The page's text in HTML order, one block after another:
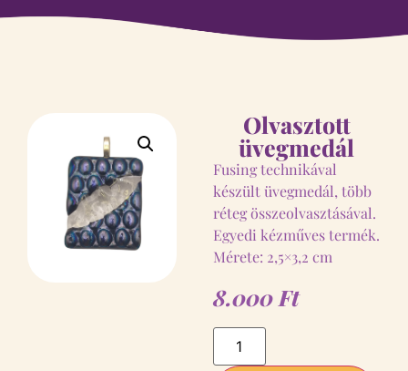
Olvasztott
üvegmedál
Fusing technikával
készült üvegmedál, több
réteg összeolvasztásával.
Egyedi kézműves termék.
Mérete: 2,5×3,2 cm
8.000 Ft